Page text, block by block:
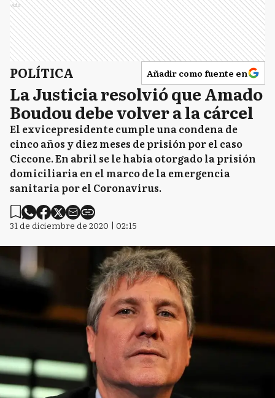
Ads
POLÍTICA Añadir como fuente en
La Justicia resolvió que Amado
Boudou debe volver a la cárcel
El exvicepresidente cumple una condena de
cinco años y diez meses de prisión por el caso
Ciccone. En abril se le había otorgado la prisión
domiciliaria en el marco de la emergencia
sanitaria por el Coronavirus.
31 de diciembre de 2020 | 02:15